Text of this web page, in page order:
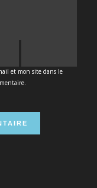
et mon site dans le